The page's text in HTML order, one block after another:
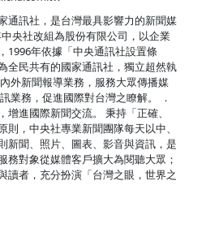
通訊社，是台灣最具影響力的新聞媒
央社改組為股份有限公司，以企業
1996年依據「中央通訊社設置條
全民共有的國家通訊社，獨立超然執
外新聞報導業務，服務大眾傳播媒
業務，促進國際對台灣之瞭解。 ．
進國際新聞交流。 秉持「正確、
，中央社專業新聞團隊每天以中、
新聞、照片、圖表、影音與資訊，是
務對象從媒體客戶擴大為閱聽大眾；
讀者，充分扮演「台灣之眼，世界之